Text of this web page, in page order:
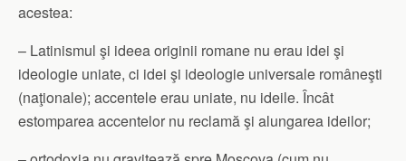
acestea:
– Latinismul şi ideea originii romane nu erau idei şi
ideologie uniate, ci idei şi ideologie universale româneşti
(naţionale); accentele erau uniate, nu ideile. Încât
estomparea accentelor nu reclamă şi alungarea ideilor;